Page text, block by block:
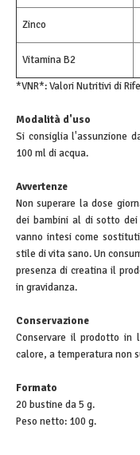
Zinco
Vitamina B2
*VNR*: Valori Nutritivi di
Modalità d'uso
Si consiglia l'assunzione
100 ml di acqua.
Avvertenze
Non superare la dose
dei bambini al di sotto
vanno intesi come
stile di vita sano. Un
presenza di creatina il
in gravidanza.
Conservazione
Conservare il prodotto in
calore, a temperatura non
Formato
20 bustine da 5 g.
Peso netto: 100 g.